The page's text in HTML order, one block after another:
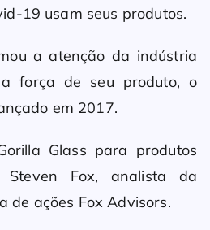
19 usam seus produtos.
a atenção da indústria
a força de seu produto, o
em 2017.
Glass para produtos
Steven Fox, analista da
de ações Fox Advisors.